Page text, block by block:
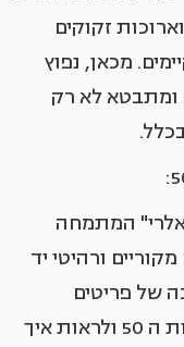
זקוקים
מכאן, נפוץ
ומתבטא לא רק
המתמחה
ורהיטי יד
של פריטים
בעיצוב דני מקורי. מעניין לחזור לשנות ה 50 ולראות איך